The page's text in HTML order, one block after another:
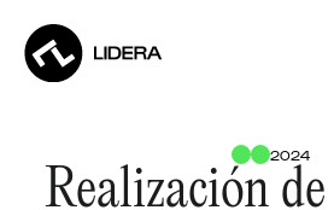
2024
Realización